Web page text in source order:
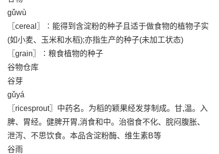
gǔwù
〖cereal〗∶能得到含淀粉的种子且适于做食物的植物子实
(如小麦、玉米和水稻);亦指生产的种子(未加工状态)
〖grain〗∶粮食植物的种子
谷物仓库
谷芽
gǔyá
〖ricesprout〗中药名。为稻的颖果经发芽制成。甘,温。入
脾、胃经。健脾开胃,消食和中。治宿食不化、脘闷腹胀、
泄泻、不思饮食。本品含淀粉酶、维生素B等
谷雨